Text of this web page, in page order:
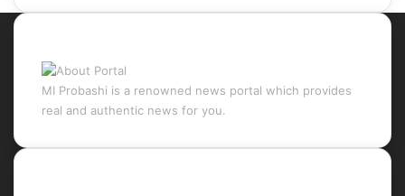
MI Probashi is a renowned news portal which provides
real and authentic news for you.